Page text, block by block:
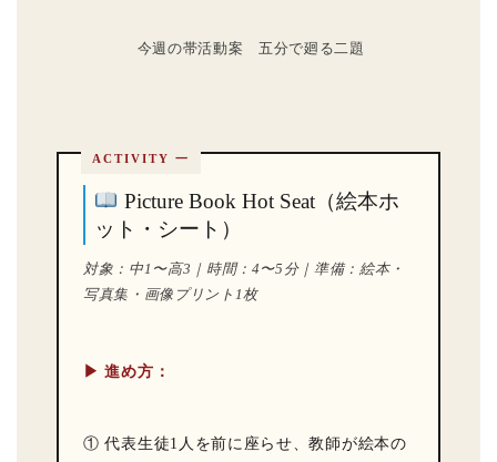
今週の帯活動案 五分で廻る二題
ACTIVITY 一
Picture Book Hot Seat（絵本ホ
ット・シート）
対象：中1〜高3｜時間：4〜5分｜準備：絵本・
写真集・画像プリント1枚
▶ 進め方：
① 代表生徒1人を前に座らせ、教師が絵本の